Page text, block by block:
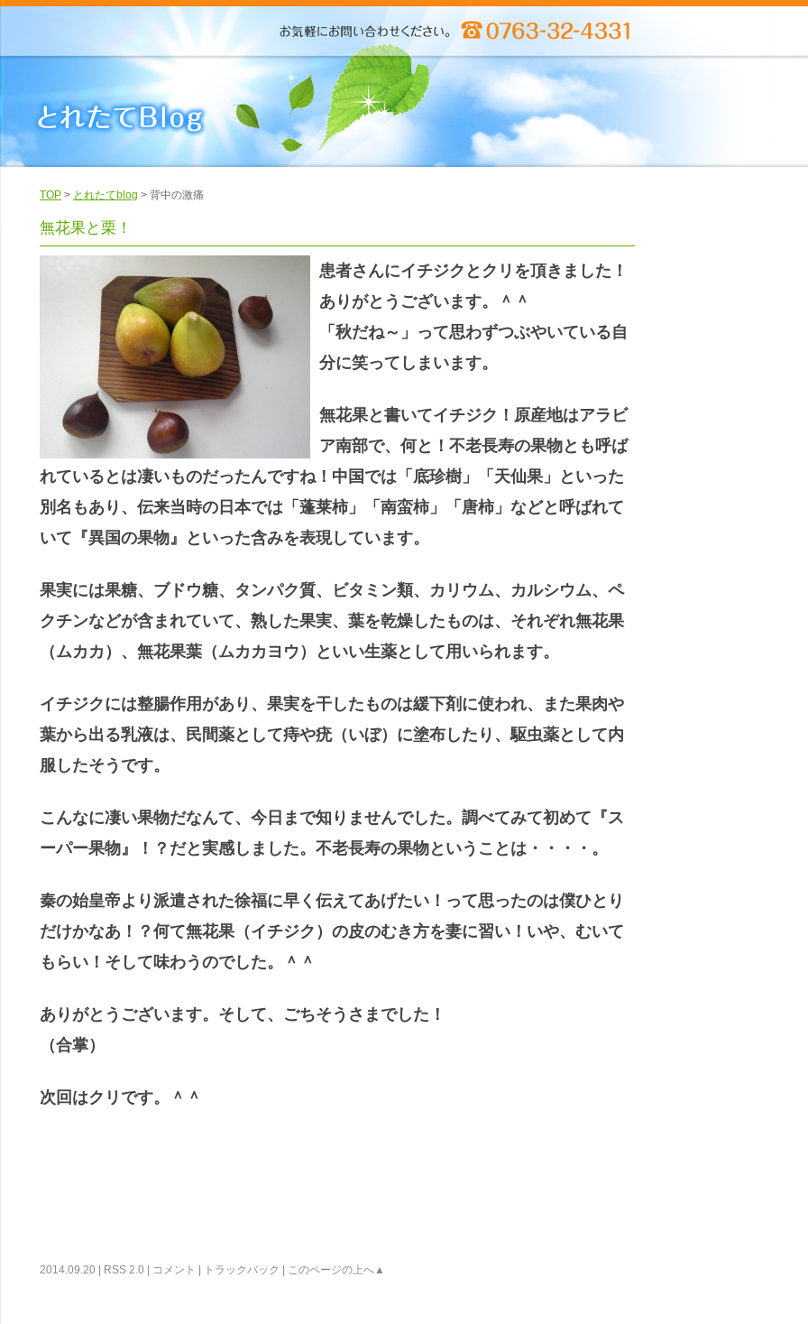
TOP > とれたてblog > 背中の激痛
無花果と栗！
患者さんにイチジクとクリを頂きました！
ありがとうございます。＾＾
「秋だね～」って思わずつぶやいている自
分に笑ってしまいます。
無花果と書いてイチジク！原産地はアラビ
ア南部で、何と！不老長寿の果物とも呼ば
れているとは凄いものだったんですね！中国では「底珍樹」「天仙果」といった
別名もあり、伝来当時の日本では「蓬莱柿」「南蛮柿」「唐柿」などと呼ばれて
いて『異国の果物』といった含みを表現しています。
果実には果糖、ブドウ糖、タンパク質、ビタミン類、カリウム、カルシウム、ペ
クチンなどが含まれていて、熟した果実、葉を乾燥したものは、それぞれ無花果
（ムカカ）、無花果葉（ムカカヨウ）といい生薬として用いられます。
イチジクには整腸作用があり、果実を干したものは緩下剤に使われ、また果肉や
葉から出る乳液は、民間薬として痔や疣（いぼ）に塗布したり、駆虫薬として内
服したそうです。
こんなに凄い果物だなんて、今日まで知りませんでした。調べてみて初めて『ス
ーパー果物』！？だと実感しました。不老長寿の果物ということは・・・・。
秦の始皇帝より派遣された徐福に早く伝えてあげたい！って思ったのは僕ひとり
だけかなあ！？何て無花果（イチジク）の皮のむき方を妻に習い！いや、むいて
もらい！そして味わうのでした。＾＾
ありがとうございます。そして、ごちそうさまでした！
（合掌）
次回はクリです。＾＾
2014.09.20 | RSS 2.0 コメント トラックバック このページの上へ▲